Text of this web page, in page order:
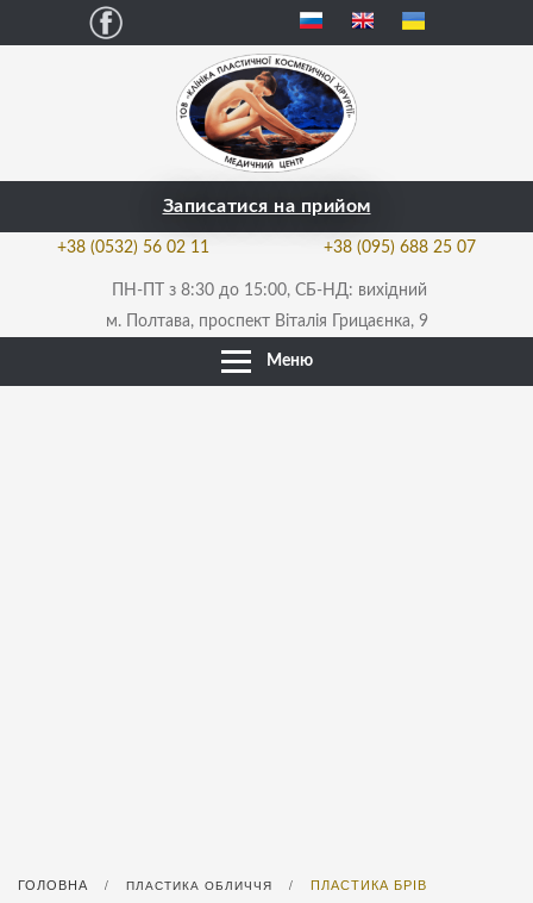
Facebook
Записатися на прийом
м. Полтава, проспект Віталія Грицаєнка, 9
ПН-ПТ з 8:30 до 15:00, СБ-НД: вихідний
+38 (0532) 56 02 11 +38 (095) 688 25 07
Меню
ГОЛОВНА / ПЛАСТИКА ОБЛИЧЧЯ / ПЛАСТИКА БРІВ